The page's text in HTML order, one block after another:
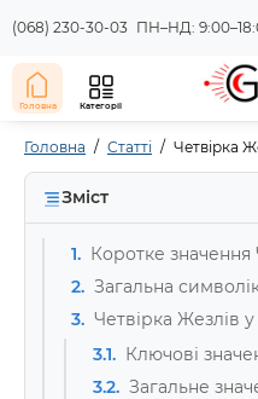
(068) 230-30-03 ПН–НД:
Головна Категорії
Головна Статті Четвірка
Зміст
1. Коротке значення
2. Загальна
3. Четвірка Жезлів
3.1. Ключові
3.2. Загальне